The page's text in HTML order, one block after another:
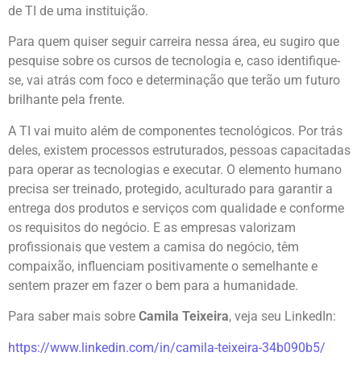
de TI de uma instituição.
Para quem quiser seguir carreira nessa área, eu sugiro que
pesquise sobre os cursos de tecnologia e, caso identifique-
se, vai atrás com foco e determinação que terão um futuro
brilhante pela frente.
A TI vai muito além de componentes tecnológicos. Por trás
deles, existem processos estruturados, pessoas capacitadas
para operar as tecnologias e executar. O elemento humano
precisa ser treinado, protegido, aculturado para garantir a
entrega dos produtos e serviços com qualidade e conforme
os requisitos do negócio. E as empresas valorizam
profissionais que vestem a camisa do negócio, têm
compaixão, influenciam positivamente o semelhante e
sentem prazer em fazer o bem para a humanidade.
Para saber mais sobre Camila Teixeira, veja seu LinkedIn:
https://www.linkedin.com/in/camila-teixeira-34b090b5/